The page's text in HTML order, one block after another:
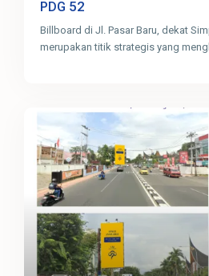
PDG 52
Billboard di Jl. Pasar Baru, dekat
merupakan titik strategis yang